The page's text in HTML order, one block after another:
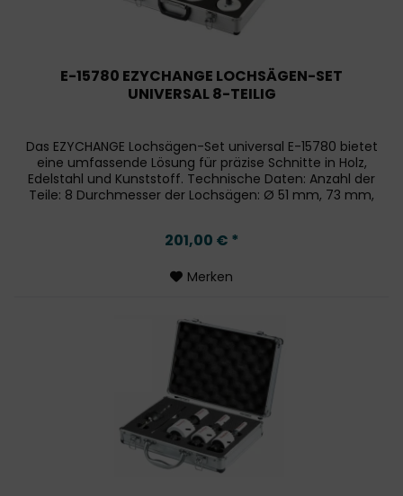
E-15780 EZYCHANGE LOCHSÄGEN-SET
UNIVERSAL 8-TEILIG
Das EZYCHANGE Lochsägen-Set universal E-15780 bietet
eine umfassende Lösung für präzise Schnitte in Holz,
Edelstahl und Kunststoff. Technische Daten: Anzahl der
Teile: 8 Durchmesser der Lochsägen: Ø 51 mm, 73 mm,
201,00 € *
Merken